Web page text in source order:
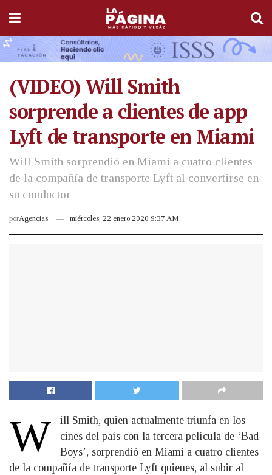
(VIDEO) Will Smith
sorprende a clientes de app
Lyft de transporte en Miami
Will Smith sorprendió en Miami a cuatro clientes
de la compañía de transporte Lyft al convertirse en
su conductor
porAgencias miércoles, 22 enero 2020 9:37 AM
W
ill Smith, quien actualmente triunfa en los
cines del país con la tercera película de ‘Bad
Boys’, sorprendió en Miami a cuatro clientes
de la compañía de transporte Lyft quienes, al subir al